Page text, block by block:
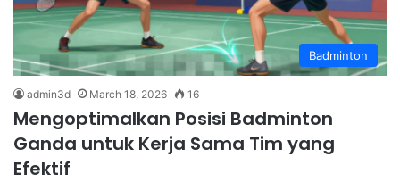
Badminton
admin3d March 18, 2026 16
Mengoptimalkan Posisi Badminton
Ganda untuk Kerja Sama Tim yang
Efektif